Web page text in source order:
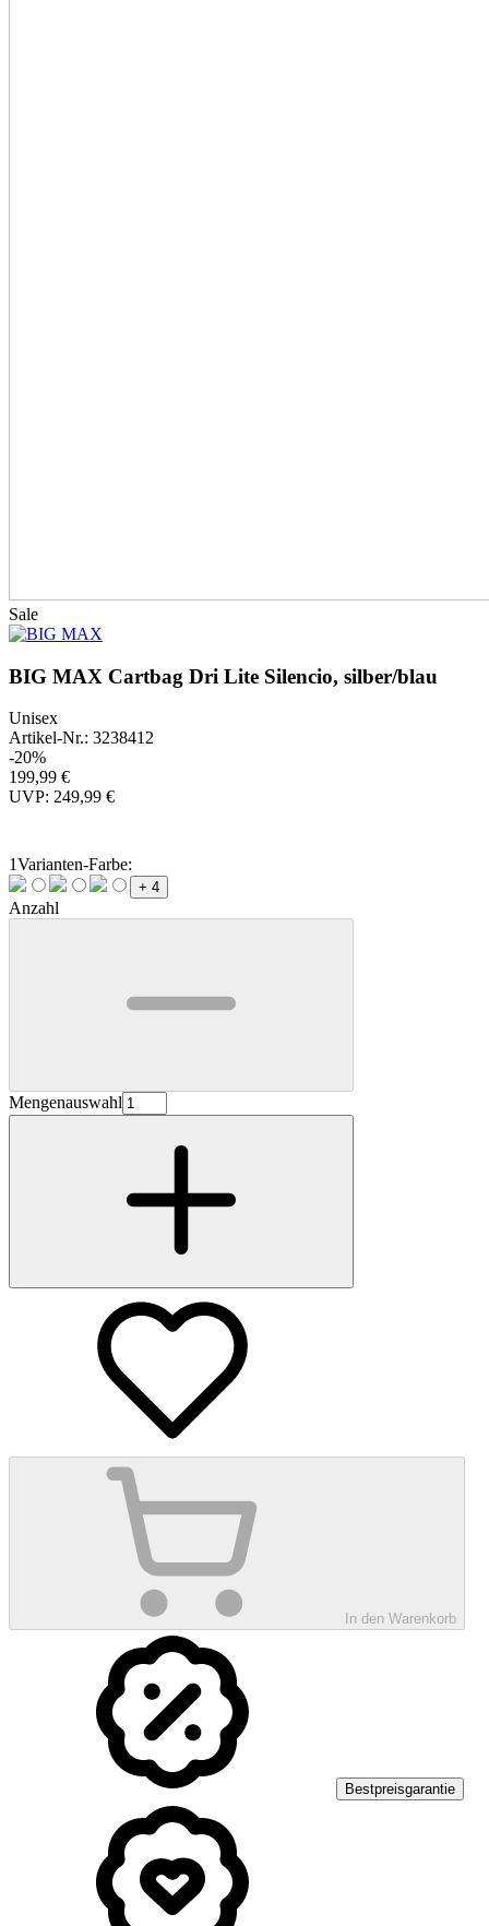
Sale
BIG MAX Cartbag Dri Lite Silencio, silber/blau
Unisex
Artikel-Nr.: 3238412
-20%
199,99 €
UVP: 249,99 €
1Varianten-Farbe:
+ 4
Anzahl
Mengenauswahl
In den Warenkorb
Bestpreisgarantie